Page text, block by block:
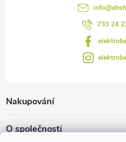
Nakupování
O společnosti
info@
733 24